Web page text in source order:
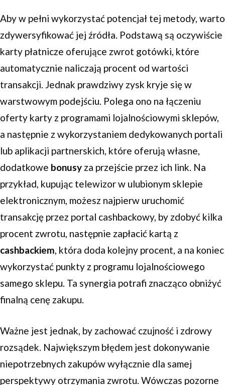
Aby w pełni wykorzystać potencjał tej metody, warto
zdywersyfikować jej źródła. Podstawą są oczywiście
karty płatnicze oferujące zwrot gotówki, które
automatycznie naliczają procent od wartości
transakcji. Jednak prawdziwy zysk kryje się w
warstwowym podejściu. Polega ono na łączeniu
oferty karty z programami lojalnościowymi sklepów,
a następnie z wykorzystaniem dedykowanych portali
lub aplikacji partnerskich, które oferują własne,
dodatkowe bonusy za przejście przez ich link. Na
przykład, kupując telewizor w ulubionym sklepie
elektronicznym, możesz najpierw uruchomić
transakcję przez portal cashbackowy, by zdobyć kilka
procent zwrotu, następnie zapłacić kartą z
cashbackiem, która doda kolejny procent, a na koniec
wykorzystać punkty z programu lojalnościowego
samego sklepu. Ta synergia potrafi znacząco obniżyć
finalną cenę zakupu.
Ważne jest jednak, by zachować czujność i zdrowy
rozsądek. Największym błędem jest dokonywanie
niepotrzebnych zakupów wyłącznie dla samej
perspektywy otrzymania zwrotu. Wówczas pozorne